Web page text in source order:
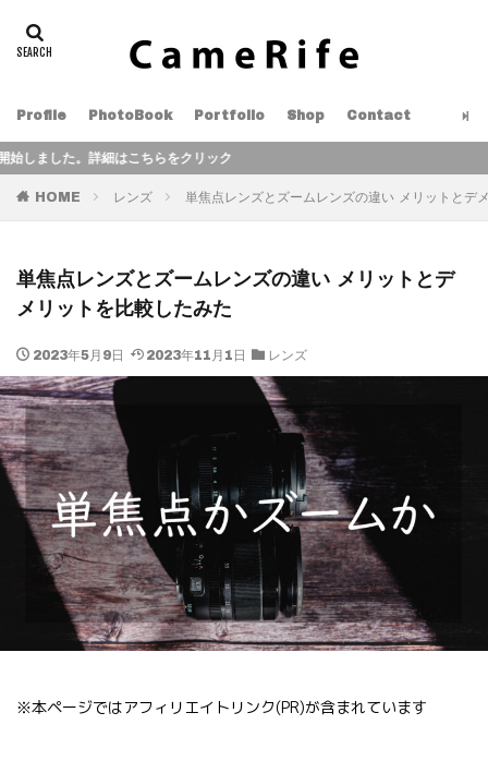
Profile PhotoBook Portfolio Shop Contact
こちらをクリック
HOME レンズ 単焦点レンズとズームレンズの違い メリットとデ
単焦点レンズとズームレンズの違い メリットとデ
メリットを比較したみた
2023年5月9日 2023年11月1日 レンズ
※本ページではアフィリエイトリンク(PR)が含まれています